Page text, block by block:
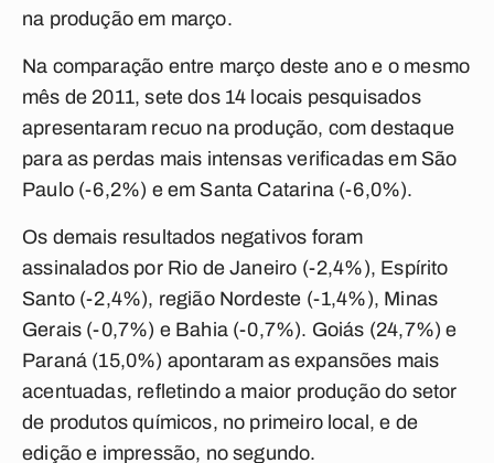
na produção em março.
Na comparação entre março deste ano e o mesmo
mês de 2011, sete dos 14 locais pesquisados
apresentaram recuo na produção, com destaque
para as perdas mais intensas verificadas em São
Paulo (-6,2%) e em Santa Catarina (-6,0%).
Os demais resultados negativos foram
assinalados por Rio de Janeiro (-2,4%), Espírito
Santo (-2,4%), região Nordeste (-1,4%), Minas
Gerais (-0,7%) e Bahia (-0,7%). Goiás (24,7%) e
Paraná (15,0%) apontaram as expansões mais
acentuadas, refletindo a maior produção do setor
de produtos químicos, no primeiro local, e de
edição e impressão, no segundo.